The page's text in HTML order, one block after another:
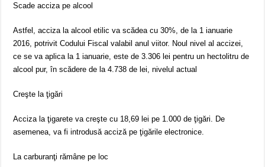
Scade acciza pe alcool
Astfel, acciza la alcool etilic va scădea cu 30%, de la 1 ianuarie
2016, potrivit Codului Fiscal valabil anul viitor. Noul nivel al accizei,
ce se va aplica la 1 ianuarie, este de 3.306 lei pentru un hectolitru de
alcool pur, în scădere de la 4.738 de lei, nivelul actual
Creşte la ţigări
Acciza la ţigarete va creşte cu 18,69 lei pe 1.000 de ţigări. De
asemenea, va fi introdusă acciză pe ţigările electronice.
La carburanţi rămâne pe loc